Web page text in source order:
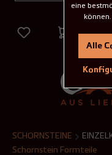
SCHORNSTEINE
Schornstein Formteile
eine
können.
Alle